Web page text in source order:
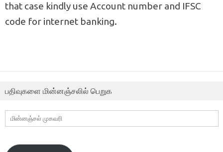
that case kindly use Account number and IFSC
code for internet banking.
பதிவுகளை மின்னஞ்சலில் பெறுக
மின்னஞ்சல்
முகவரி